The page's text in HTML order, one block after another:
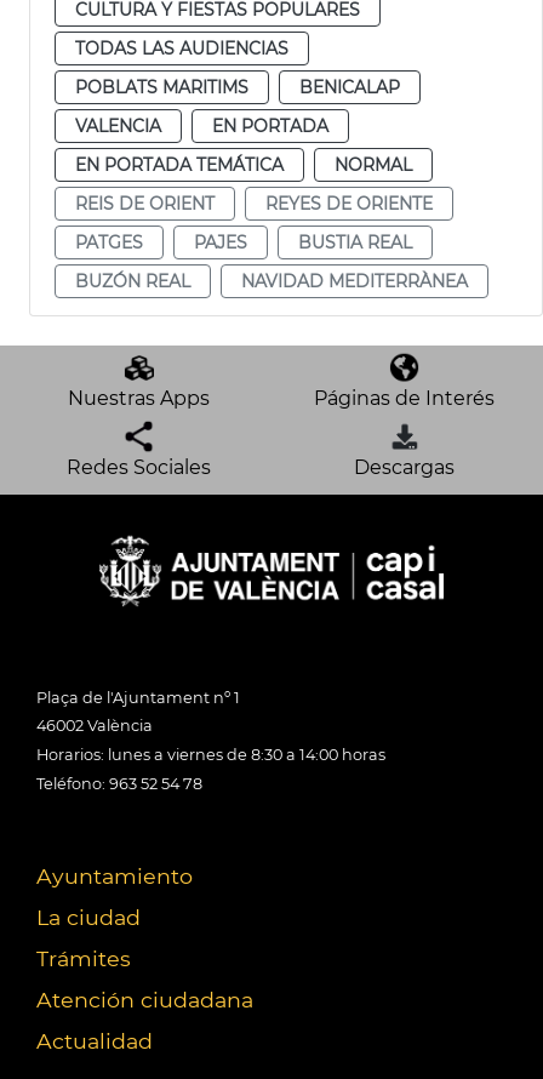
CULTURA Y FIESTAS POPULARES
TODAS LAS AUDIENCIAS
POBLATS MARITIMS
BENICALAP
VALENCIA
EN PORTADA
EN PORTADA TEMÁTICA
NORMAL
REIS DE ORIENT
REYES DE ORIENTE
PATGES
PAJES
BUSTIA REAL
BUZÓN REAL
NAVIDAD MEDITERRÀNEA
Nuestras Apps Páginas de Interés
Redes Sociales Descargas
Plaça de l'Ajuntament nº 1
46002 València
Horarios: lunes a viernes de 8:30 a 14:00 horas
Teléfono: 963 52 54 78
Ayuntamiento
La ciudad
Trámites
Atención ciudadana
Actualidad